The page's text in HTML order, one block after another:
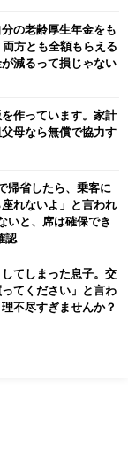
の老齢厚生年金をも
方とも全額もらえる
減るって損じゃない
作っています。家計
母なら無償で協力す
帰省したら、乗客に
れないよ」と言われ
いと、席は確保でき
認
てしまった息子。交
てください」と言わ
不尽すぎませんか？